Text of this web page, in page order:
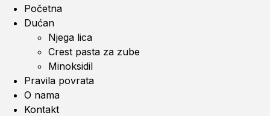
Početna
Dućan
Njega lica
Crest pasta za zube
Minoksidil
Pravila povrata
O nama
Kontakt